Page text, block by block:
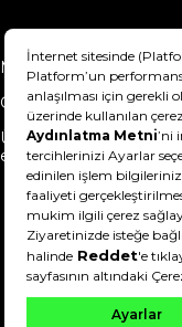
Mesafeli Satış
Gizlilik Sözleşmesi
Ürünümü nasıl iade
edebilirim?
DeFactoFIT ©️